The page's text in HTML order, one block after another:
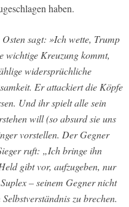
haben.
sagt: »Ich wette, Trump
wichtige Kreuzung kommt,
widersprüchliche
Er attackiert die Köpfe
Und ihr spielt alle sein
will (so absurd sie uns
vorstellen. Der Gegner
ruft: „Ich bringe ihn
gibt vor, aufzugeben, nur
– seinem Gegner nicht
zu brechen.